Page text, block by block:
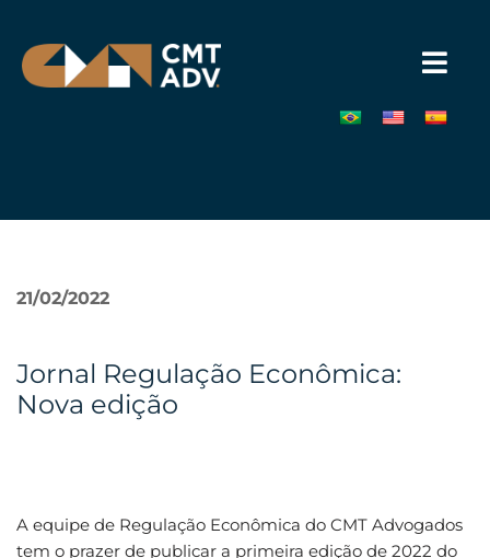
Pular
para
»
Jornal Regulação Econômica:
Nova edição
21/02/2022
A equipe de Regulação Econômica do CMT Advogados
tem o prazer de publicar a primeira edição de 2022 do